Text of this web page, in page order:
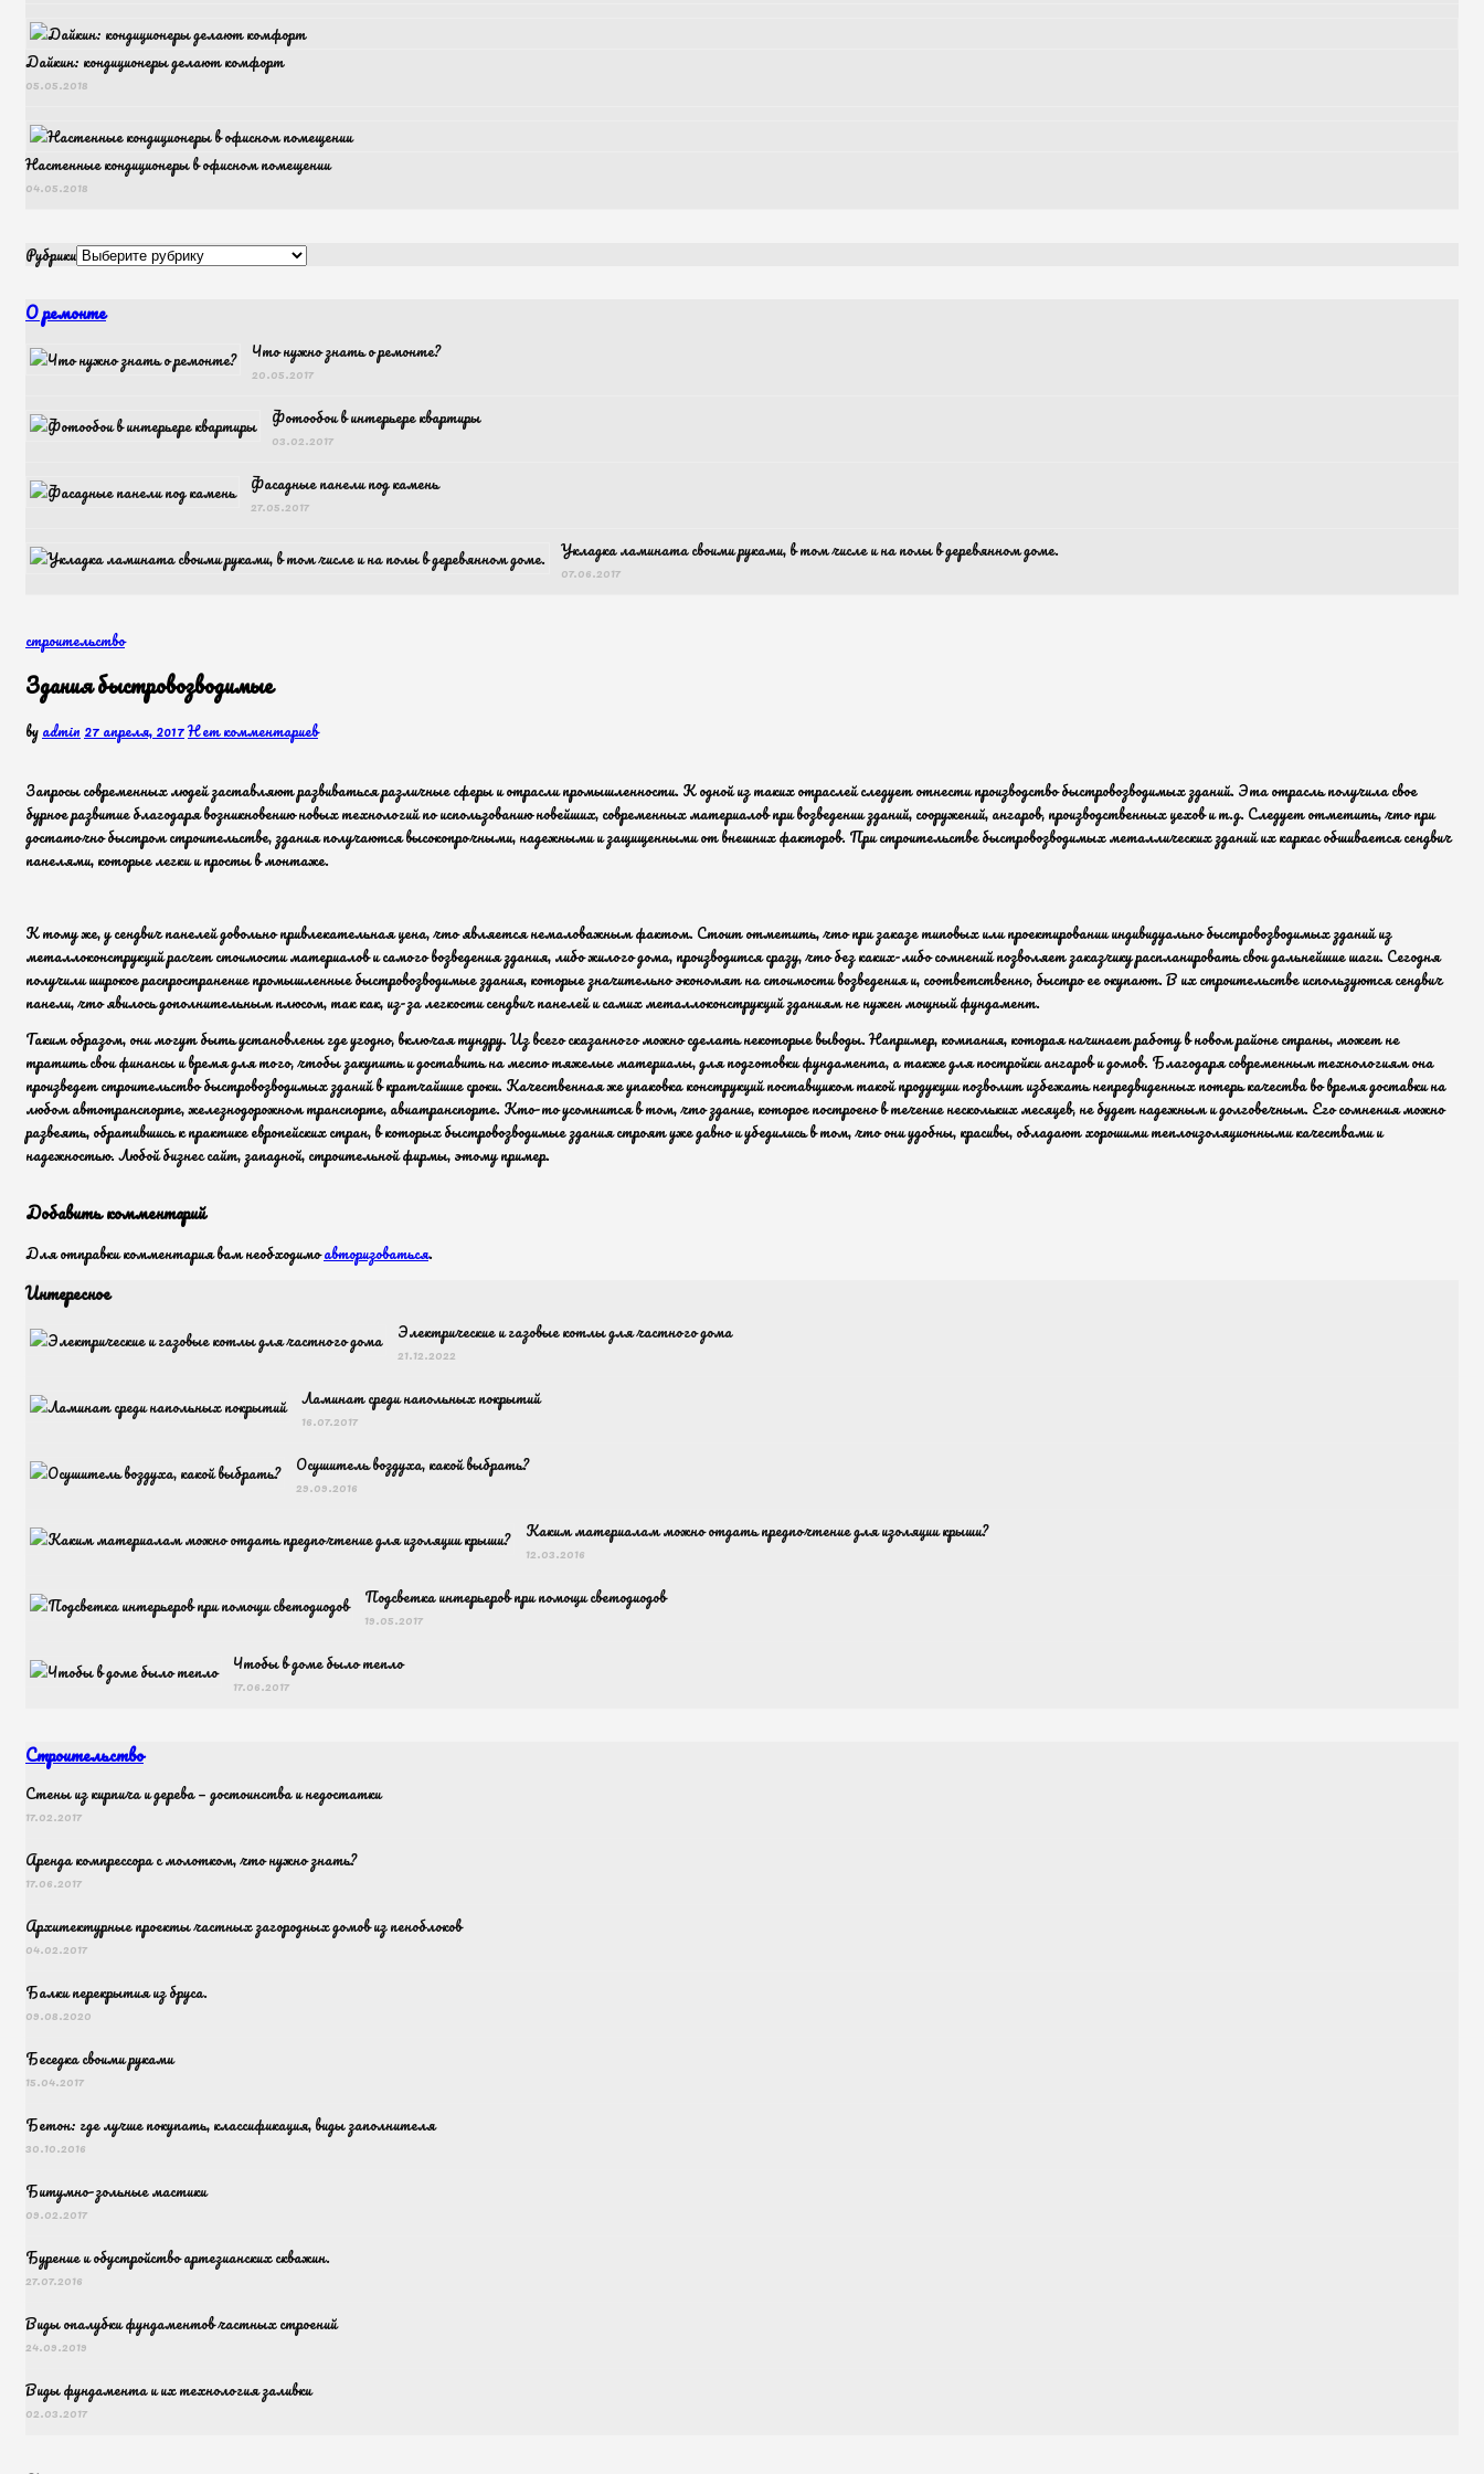
Дайкин: кондиционеры делают комфорт
05.05.2018
Настенные кондиционеры в офисном помещении
04.05.2018
Рубрики
О ремонте
Что нужно знать о ремонте?
20.05.2017
Фотообои в интерьере квартиры
03.02.2017
Фасадные панели под камень
27.05.2017
Укладка ламината своими руками, в том числе и на полы в деревянном доме.
07.06.2017
строительство
Здания быстровозводимые
byadmin 27 апреля, 2017Нет комментариев
Запросы современных людей заставляют развиваться различные сферы и отрасли промышленности. К одной из таких отраслей следует отнести производство быстровозводимых зданий. Эта отрасль получила свое
бурное развитие благодаря возникновению новых технологий по использованию новейших, современных материалов при возведении зданий, сооружений, ангаров, производственных цехов и т.д. Следует отметить, что при
достаточно быстром строительстве, здания получаются высокопрочными, надежными и защищенными от внешних факторов. При строительстве быстровозводимых металлических зданий их каркас обшивается сендвич
панелями, которые легки и просты в монтаже.
К тому же, у сендвич панелей довольно привлекательная цена, что является немаловажным фактом. Стоит отметить, что при заказе типовых или проектировании индивидуально быстровозводимых зданий из
металлоконструкций расчет стоимости материалов и самого возведения здания, либо жилого дома, производится сразу, что без каких-либо сомнений позволяет заказчику распланировать свои дальнейшие шаги. Сегодня
получили широкое распространение промышленные быстровозводимые здания, которые значительно экономят на стоимости возведения и, соответственно, быстро ее окупают. В их строительстве используются сендвич
панели, что явилось дополнительным плюсом, так как, из-за легкости сендвич панелей и самих металлоконструкций зданиям не нужен мощный фундамент.
Таким образом, они могут быть установлены где угодно, включая тундру. Из всего сказанного можно сделать некоторые выводы. Например, компания, которая начинает работу в новом районе страны, может не
тратить свои финансы и время для того, чтобы закупить и доставить на место тяжелые материалы, для подготовки фундамента, а также для постройки ангаров и домов. Благодаря современным технологиям она
произведет строительство быстровозводимых зданий в кратчайшие сроки. Качественная же упаковка конструкций поставщиком такой продукции позволит избежать непредвиденных потерь качества во время доставки на
любом автотранспорте, железнодорожном транспорте, авиатранспорте. Кто-то усомнится в том, что здание, которое построено в течение нескольких месяцев, не будет надежным и долговечным. Его сомнения можно
развеять, обратившись к практике европейских стран, в которых быстровозводимые здания строят уже давно и убедились в том, что они удобны, красивы, обладают хорошими теплоизоляционными качествами и
надежностью. Любой бизнес сайт, западной, строительной фирмы, этому пример.
Добавить комментарий
Для отправки комментария вам необходимоавторизоваться.
Интересное
Электрические и газовые котлы для частного дома
21.12.2022
Ламинат среди напольных покрытий
16.07.2017
Осушитель воздуха, какой выбрать?
29.09.2016
Каким материалам можно отдать предпочтение для изоляции крыши?
12.03.2016
Подсветка интерьеров при помощи светодиодов
19.05.2017
Чтобы в доме было тепло
17.06.2017
Строительство
Cтены из кирпича и дерева — достоинства и недостатки
17.02.2017
Аренда компрессора с молотком, что нужно знать?
17.06.2017
Архитектурные проекты частных загородных домов из пеноблоков
04.02.2017
Балки перекрытия из бруса.
09.08.2020
Беседка своими руками
15.04.2017
Бетон: где лучше покупать, классификация, виды заполнителя
30.10.2016
Битумно-зольные мастики
09.02.2017
Бурение и обустройство артезианских скважин.
27.07.2016
Виды опалубки фундаментов частных строений
24.09.2019
Виды фундамента и их технология заливки
02.03.2017